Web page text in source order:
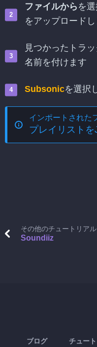
ファイルから を
をアップロード
見つかったトラ
名前を付けます
Subsonicを選択
インポートされた
プレイリスト
その他のチュートリアル
Soundiiz
ブログ チュー